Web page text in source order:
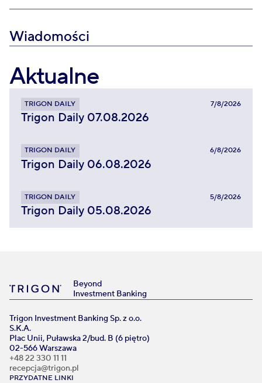
Wiadomości
Aktualne
TRIGON DAILY 7/8/2026
Trigon Daily 07.08.2026
TRIGON DAILY 6/8/2026
Trigon Daily 06.08.2026
TRIGON DAILY 5/8/2026
Trigon Daily 05.08.2026
Beyond
Investment Banking
Trigon Investment Banking Sp. z o.o.
S.K.A.
Plac Unii, Puławska 2/bud. B (6 piętro)
02-566 Warszawa
+48 22 330 11 11
recepcja@trigon.pl
PRZYDATNE LINKI